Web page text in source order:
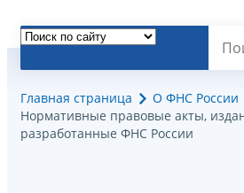
Главная страница
О ФНС России
Нормативные правовые акты,
разработанные ФНС России